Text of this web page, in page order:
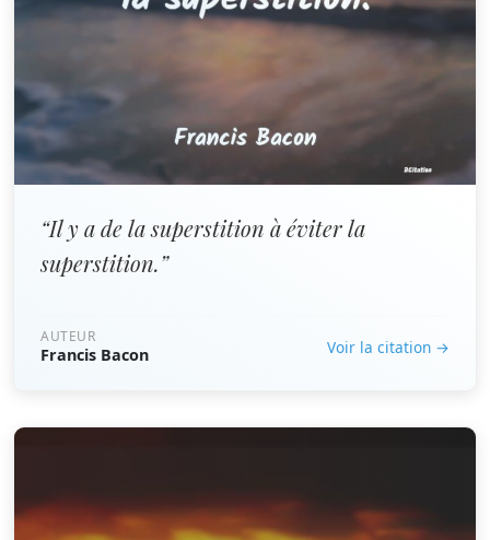
“Il y a de la superstition à éviter la
superstition.”
AUTEUR
Francis Bacon Voir la citation →